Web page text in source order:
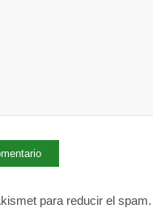
para reducir el spam.